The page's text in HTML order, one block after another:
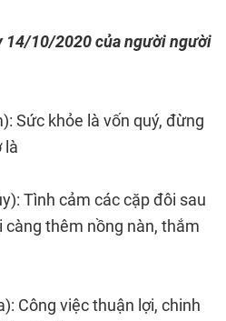
14/10/2020 của người người
Sức khỏe là vốn quý, đừng
là
Tình cảm các cặp đôi sau
càng thêm nồng nàn, thắm
Công việc thuận lợi, chinh